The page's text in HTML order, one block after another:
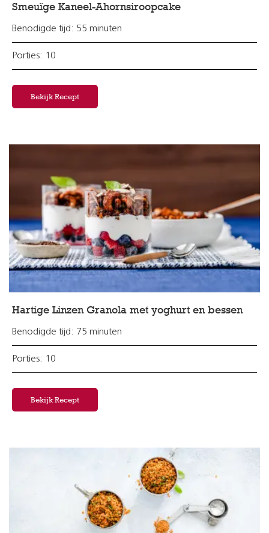
Smeuïge Kaneel-Ahornsiroopcake
Benodigde tijd: 55 minuten
Porties: 10
Bekijk Recept
Hartige Linzen Granola met yoghurt en bessen
Benodigde tijd: 75 minuten
Porties: 10
Bekijk Recept